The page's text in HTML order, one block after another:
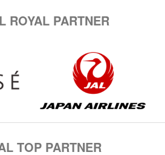
ROYAL PARTNER
TOP PARTNER